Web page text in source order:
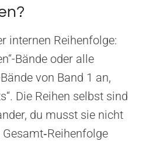
internen Reihenfolge:
Bände oder alle
von Band 1 an,
Die Reihen selbst sind
du musst sie nicht